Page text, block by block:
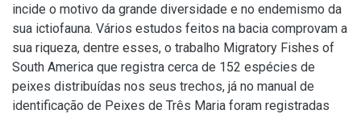
incide o motivo da grande diversidade e no endemismo da
sua ictiofauna. Vários estudos feitos na bacia comprovam a
sua riqueza, dentre esses, o trabalho Migratory Fishes of
South America que registra cerca de 152 espécies de
peixes distribuídas nos seus trechos, já no manual de
identificação de Peixes de Três Maria foram registradas